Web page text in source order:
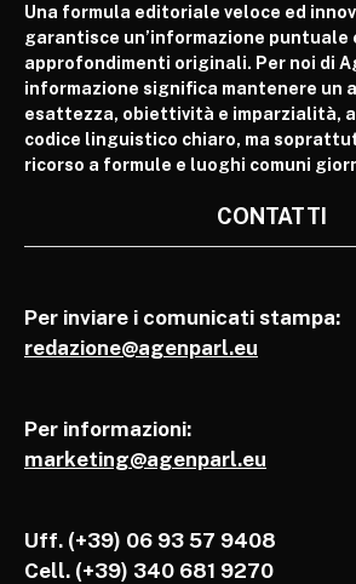
Una formula editoriale veloce ed
garantisce un’informazione puntuale
approfondimenti originali. Per noi di
informazione significa mantenere un
esattezza, obiettività e imparzialità,
codice linguistico chiaro, ma
ricorso a formule e luoghi comuni
CONTATTI
Per inviare i comunicati stampa:
redazione@agenparl.eu
Per informazioni:
marketing@agenparl.eu
Uff. (+39) 06 93 57 9408
Cell. (+39) 340 681 9270